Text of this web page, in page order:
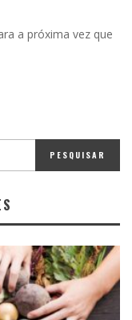
a próxima vez que